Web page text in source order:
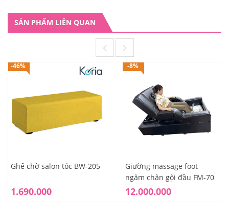
SẢN PHẨM LIÊN QUAN
-46%
Ghế chờ salon tóc BW-205
1.690.000
-8%
Giường massage foot
ngâm chân gội đầu FM-70
12.000.000